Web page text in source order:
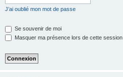
J’ai oublié mon mot de passe
Se souvenir de moi
Masquer ma présence lors de cette session